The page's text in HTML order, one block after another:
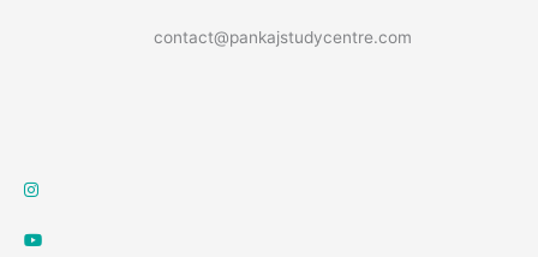
contact@pankajstudycentre.com